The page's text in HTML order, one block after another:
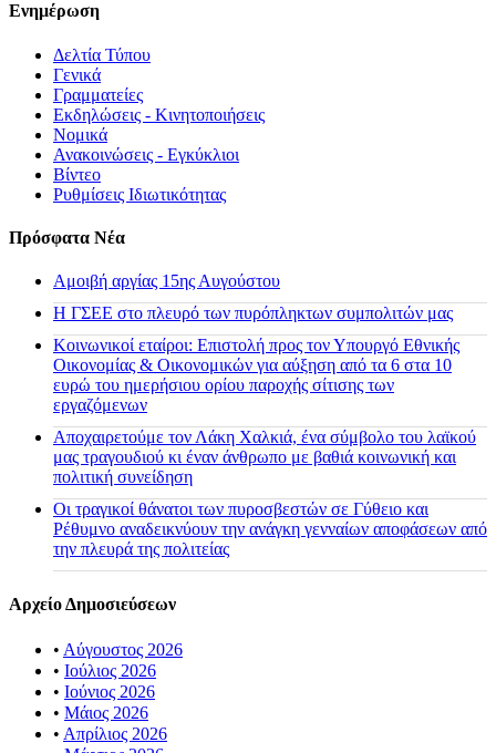
Ενημέρωση
Δελτία Τύπου
Γενικά
Γραμματείες
Εκδηλώσεις - Κινητοποιήσεις
Νομικά
Ανακοινώσεις - Εγκύκλιοι
Βίντεο
Ρυθμίσεις Ιδιωτικότητας
Πρόσφατα Νέα
Αμοιβή αργίας 15ης Αυγούστου
H ΓΣΕΕ στο πλευρό των πυρόπληκτων συμπολιτών μας
Κοινωνικοί εταίροι: Επιστολή προς τον Υπουργό Εθνικής
Οικονομίας & Οικονομικών για αύξηση από τα 6 στα 10
ευρώ του ημερήσιου ορίου παροχής σίτισης των
εργαζόμενων
Αποχαιρετούμε τον Λάκη Χαλκιά, ένα σύμβολο του λαϊκού
μας τραγουδιού κι έναν άνθρωπο με βαθιά κοινωνική και
πολιτική συνείδηση
Οι τραγικοί θάνατοι των πυροσβεστών σε Γύθειο και
Ρέθυμνο αναδεικνύουν την ανάγκη γενναίων αποφάσεων από
την πλευρά της πολιτείας
Αρχείο Δημοσιεύσεων
• Αύγουστος 2026
• Ιούλιος 2026
• Ιούνιος 2026
• Μάιος 2026
• Απρίλιος 2026